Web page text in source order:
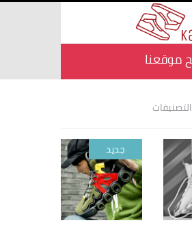
التصنيفات
جديد